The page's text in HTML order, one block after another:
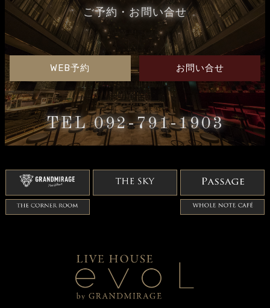
ご予約・お問い合せ
WEB予約 お問い合せ
TEL 092-791-1903